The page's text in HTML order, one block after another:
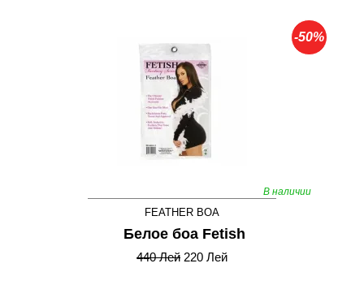
В наличии
-50%
FEATHER BOA
Белое боа Fetish
440 Лей 220 Лей